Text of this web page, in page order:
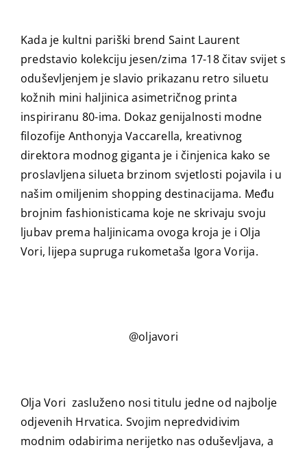
Kada je kultni pariški brend Saint Laurent
predstavio kolekciju jesen/zima 17-18 čitav svijet s
oduševljenjem je slavio prikazanu retro siluetu
kožnih mini haljinica asimetričnog printa
inspiriranu 80-ima. Dokaz genijalnosti modne
filozofije Anthonyja Vaccarella, kreativnog
direktora modnog giganta je i činjenica kako se
proslavljena silueta brzinom svjetlosti pojavila i u
našim omiljenim shopping destinacijama. Među
brojnim fashionisticama koje ne skrivaju svoju
ljubav prema haljinicama ovoga kroja je i Olja
Vori, lijepa supruga rukometaša Igora Vorija.
@oljavori
Olja Vori zasluženo nosi titulu jedne od najbolje
odjevenih Hrvatica. Svojim nepredvidivim
modnim odabirima nerijetko nas oduševljava, a